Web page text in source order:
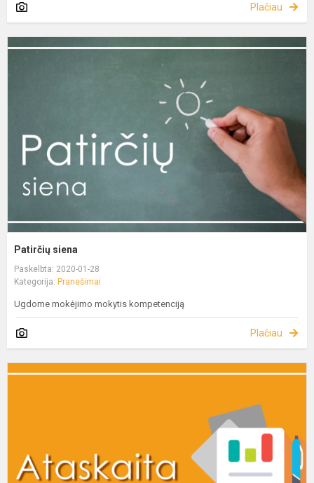
Plačiau
Patirčių siena
Paskelbta: 2020-01-28
Kategorija: Pranešimai
Ugdome mokėjimo mokytis kompetenciją
Plačiau